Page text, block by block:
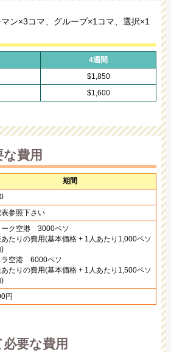
ン×3コマ、グループ×1コマ、選択×1
4週間
$1,850
$1,600
費用
期間
参照下さい
ーク空港 3000ペソ
たりの費用(基本価格 + 1人あたり1,000ペソ
)
ラ空港 6000ペソ
たりの費用(基本価格 + 1人あたり1,500ペソ
)
円
要な費用